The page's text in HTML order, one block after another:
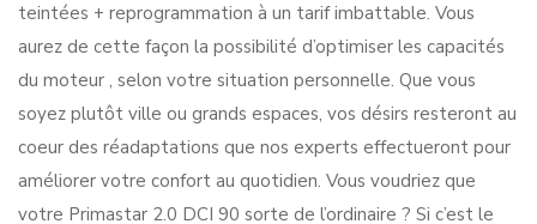
teintées + reprogrammation à un tarif imbattable. Vous
aurez de cette façon la possibilité d’optimiser les capacités
du moteur , selon votre situation personnelle. Que vous
soyez plutôt ville ou grands espaces, vos désirs resteront au
coeur des réadaptations que nos experts effectueront pour
améliorer votre confort au quotidien. Vous voudriez que
votre Primastar 2.0 DCI 90 sorte de l’ordinaire ? Si c’est le